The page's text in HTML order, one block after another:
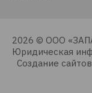
2026 © ООО
Юридическая
Создание сайтов